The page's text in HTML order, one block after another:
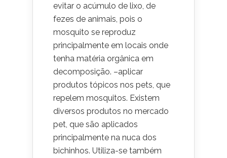
evitar o acúmulo de lixo, de
fezes de animais, pois o
mosquito se reproduz
principalmente em locais onde
tenha matéria orgânica em
decomposição. –aplicar
produtos tópicos nos pets, que
repelem mosquitos. Existem
diversos produtos no mercado
pet, que são aplicados
principalmente na nuca dos
bichinhos. Utiliza-se também